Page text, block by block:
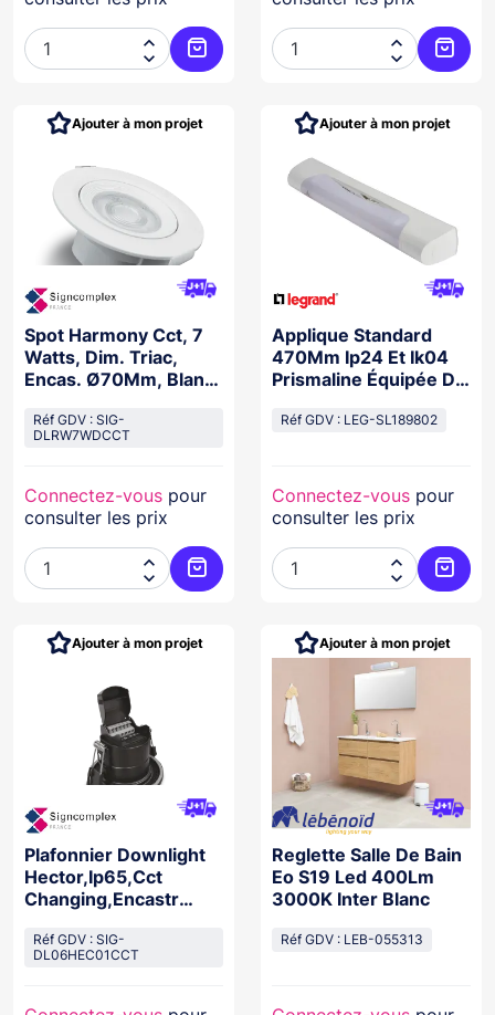


Ajouter au panier


Spot Harmony Cct, 7
Watts, Dim. Triac,
Encas. Ø70Mm, Blanc
Réf GDV : SIG-
DLRW7WDCCT
Connectez-vous pour
consulter les prix


Ajouter au panier
Ajouter à mon projet
Applique Standard
470Mm Ip24 Et Ik04
Prismaline Équipée De
Réf GDV : LEG-SL189802
Connectez-vous pour
consulter les prix


Ajouter à mon projet
Plafonnier Downlight
Hector,Ip65,Cct
Changing,Encastr
Réf GDV : SIG-
DL06HEC01CCT
Ajouter à mon projet
Reglette Salle De Bain
Eo S19 Led 400Lm
3000K Inter Blanc
Réf GDV : LEB-055313
Ajouter à mon projet